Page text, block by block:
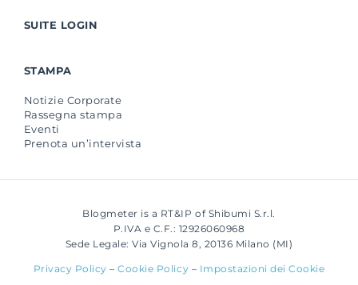
SUITE LOGIN
STAMPA
Notizie Corporate
Rassegna stampa
Eventi
Prenota un’intervista
Blogmeter is a RT&IP of Shibumi S.r.l.
P.IVA e C.F.: 12926060968
Sede Legale: Via Vignola 8, 20136 Milano (MI)
Privacy Policy –Cookie Policy – Impostazioni dei Cookie